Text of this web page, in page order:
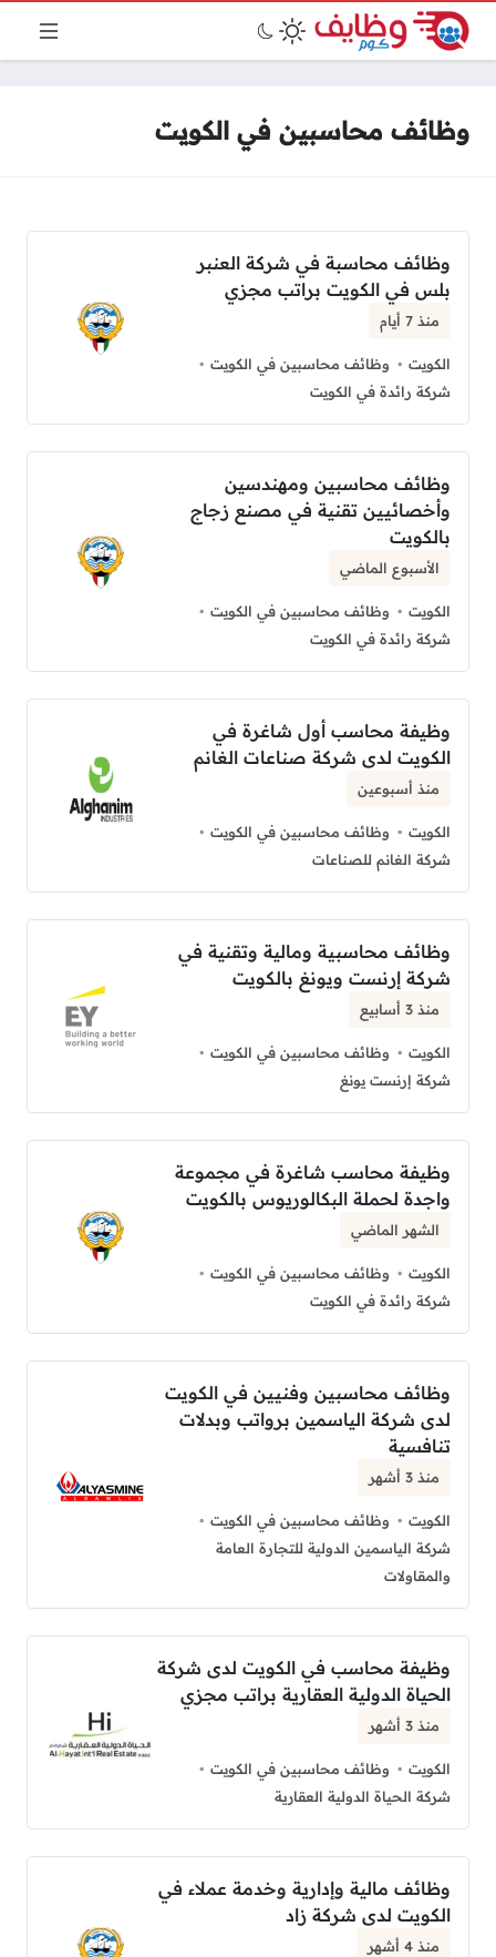
وظائف محاسبين في الكويت
وظائف محاسبة في شركة العنبر
بلس في الكويت براتب مجزي
منذ 7 أيام
الكويت
وظائف محاسبين في الكويت
شركة رائدة في الكويت
وظائف محاسبين ومهندسين
وأخصائيين تقنية في مصنع زجاج
بالكويت
الأسبوع الماضي
الكويت
وظائف محاسبين في الكويت
شركة رائدة في الكويت
وظيفة محاسب أول شاغرة في
الكويت لدى شركة صناعات الغانم
منذ أسبوعين
الكويت
وظائف محاسبين في الكويت
شركة الغانم للصناعات
وظائف محاسبية ومالية وتقنية في
شركة إرنست ويونغ بالكويت
منذ 3 أسابيع
الكويت
وظائف محاسبين في الكويت
شركة إرنست يونغ
وظيفة محاسب شاغرة في مجموعة
واجدة لحملة البكالوريوس بالكويت
الشهر الماضي
الكويت
وظائف محاسبين في الكويت
شركة رائدة في الكويت
وظائف محاسبين وفنيين في الكويت
لدى شركة الياسمين برواتب وبدلات
تنافسية
منذ 3 أشهر
الكويت
وظائف محاسبين في الكويت
شركة الياسمين الدولية للتجارة العامة
والمقاولات
وظيفة محاسب في الكويت لدى شركة
الحياة الدولية العقارية براتب مجزي
منذ 3 أشهر
الكويت
وظائف محاسبين في الكويت
شركة الحياة الدولية العقارية
وظائف مالية وإدارية وخدمة عملاء في
الكويت لدى شركة زاد
منذ 4 أشهر